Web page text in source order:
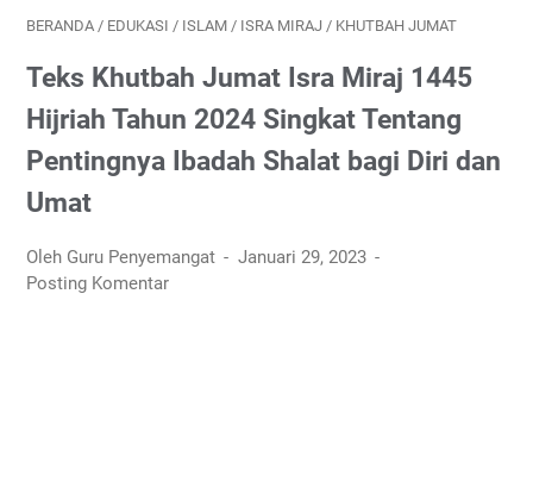
BERANDA / EDUKASI / ISLAM / ISRA MIRAJ / KHUTBAH JUMAT
Teks Khutbah Jumat Isra Miraj 1445
Hijriah Tahun 2024 Singkat Tentang
Pentingnya Ibadah Shalat bagi Diri dan
Umat
Oleh Guru Penyemangat
Januari 29, 2023
Posting Komentar